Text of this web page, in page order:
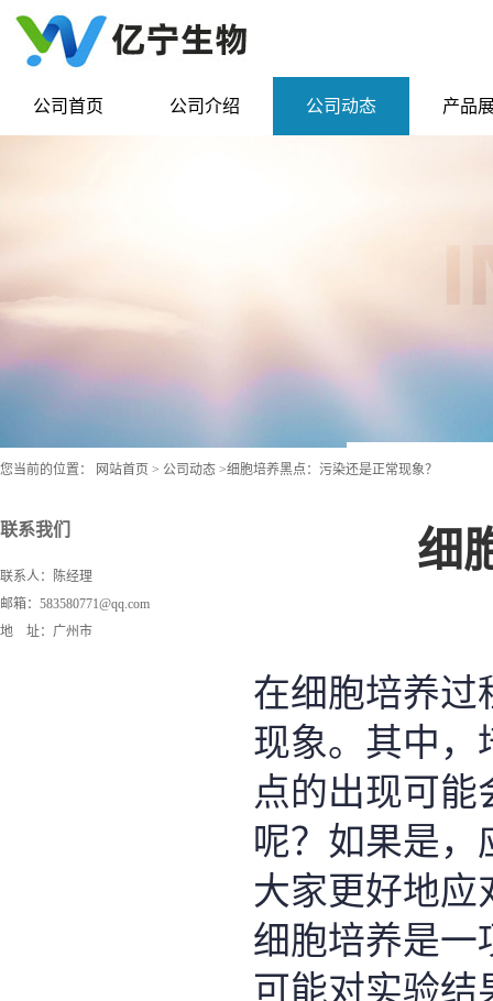
公司首页 公司介绍 公司动态 产品
您当前的位置： 网站首页 > 公司动态 >细胞培养黑点：污染还是正常现象？
联系我们
联系人：陈经理
邮箱：583580771@qq.com
地 址：广州市
细
在细胞培养过
现象。其中，
点的出现可
呢？如果是，
大家更好地应
细胞培养是一
可能对实验结